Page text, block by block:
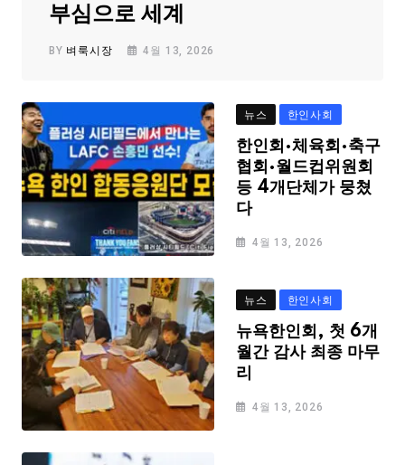
부심으로 세계
BY 벼룩시장 4월 13, 2026
뉴스 한인사회
한인회·체육회·축구
협회·월드컵위원회
등 4개단체가 뭉쳤
다
4월 13, 2026
뉴스 한인사회
뉴욕한인회, 첫 6개
월간 감사 최종 마무
리
4월 13, 2026